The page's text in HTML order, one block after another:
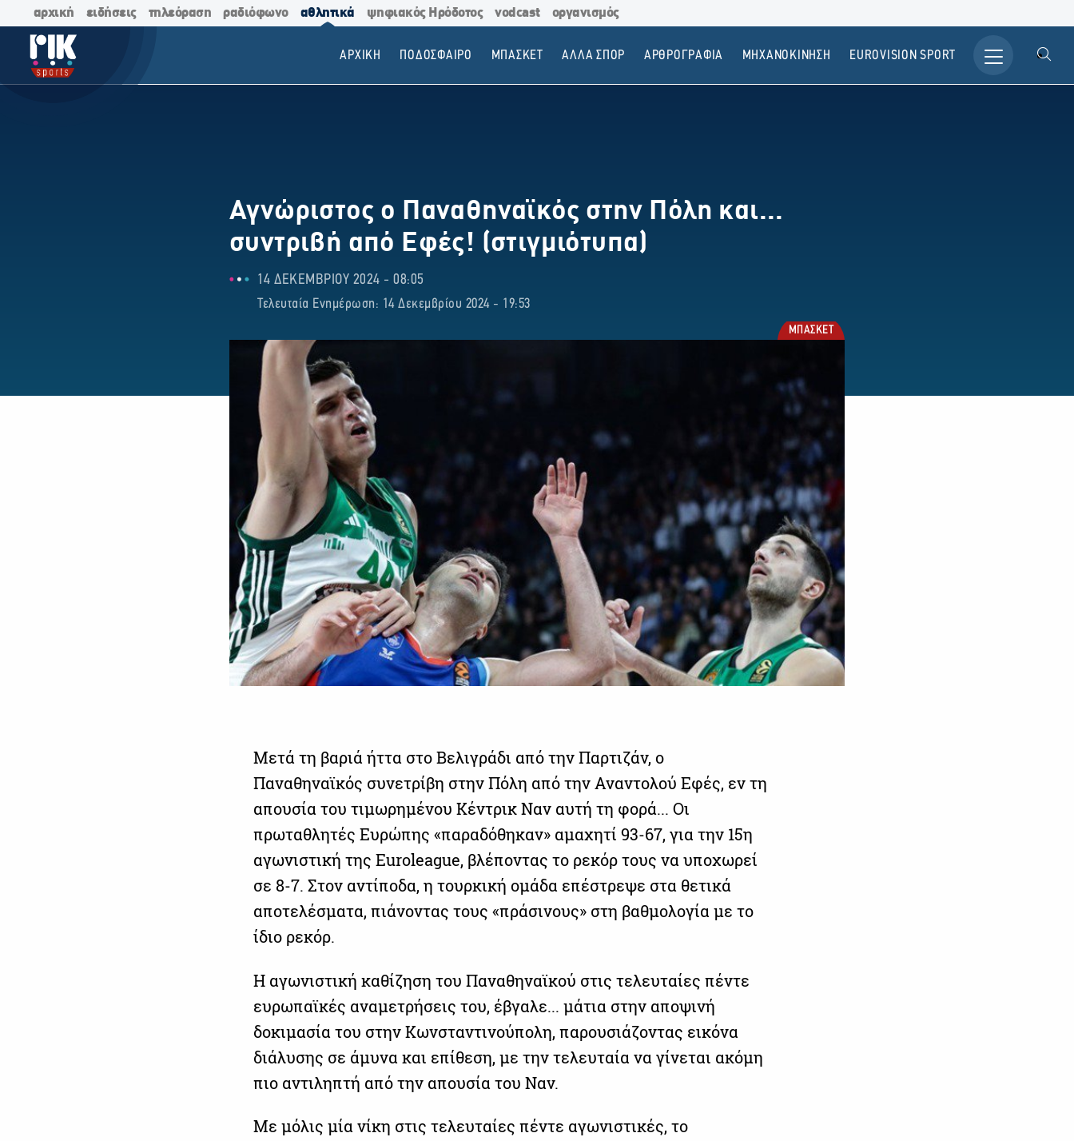
αρχική ειδήσεις τηλεόραση ραδιόφωνο αθλητικά ψηφιακός Ηρόδοτος vodcast οργανισμός
ΑΡΧΙΚΗ ΠΟΔΟΣΦΑΙΡΟ ΜΠΑΣΚΕΤ ΑΛΛΑ ΣΠΟΡ ΑΡΘΡΟΓΡΑΦΙΑ ΜΗΧΑΝΟΚΙΝΗΣΗ ΕUROVISION SPORT
Αγνώριστος ο Παναθηναϊκός στην Πόλη και...
συντριβή από Εφές! (στιγμιότυπα)
14 ΔΕΚΕΜΒΡΙΟΥ 2024 - 08:05
Τελευταία Ενημέρωση: 14 Δεκεμβρίου 2024 - 19:53
ΜΠΑΣΚΕΤ
Μετά τη βαριά ήττα στο Βελιγράδι από την Παρτιζάν, ο
Παναθηναϊκός συνετρίβη στην Πόλη από την Αναντολού Εφές, εν τη
απουσία του τιμωρημένου Κέντρικ Ναν αυτή τη φορά... Οι
πρωταθλητές Ευρώπης «παραδόθηκαν» αμαχητί 93-67, για την 15η
αγωνιστική της Euroleague, βλέποντας το ρεκόρ τους να υποχωρεί
σε 8-7. Στον αντίποδα, η τουρκική ομάδα επέστρεψε στα θετικά
αποτελέσματα, πιάνοντας τους «πράσινους» στη βαθμολογία με το
ίδιο ρεκόρ.
Η αγωνιστική καθίζηση του Παναθηναϊκού στις τελευταίες πέντε
ευρωπαϊκές αναμετρήσεις του, έβγαλε... μάτια στην αποψινή
δοκιμασία του στην Κωνσταντινούπολη, παρουσιάζοντας εικόνα
διάλυσης σε άμυνα και επίθεση, με την τελευταία να γίνεται ακόμη
πιο αντιληπτή από την απουσία του Ναν.
Με μόλις μία νίκη στις τελευταίες πέντε αγωνιστικές, το